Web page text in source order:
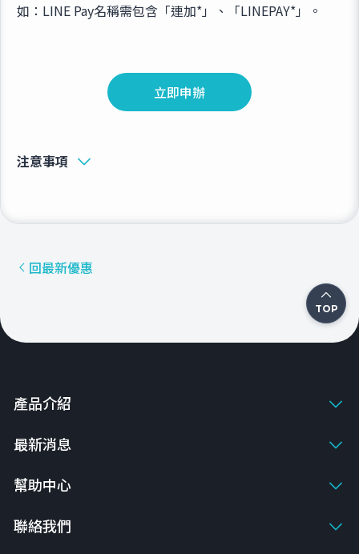
如：LINE Pay名稱需包含「連加*」、「LINEPAY*」。
立即申辦
注意事項
回最新優惠
TOP
產品介紹
最新消息
幫助中心
聯絡我們